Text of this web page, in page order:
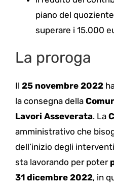
piano del
superare i 15.000
La proroga
Il 25 novembre 2022
la consegna della
Lavori Asseverata. La
amministrativo che
dell’inizio degli
sta lavorando per poter
31 dicembre 2022, in